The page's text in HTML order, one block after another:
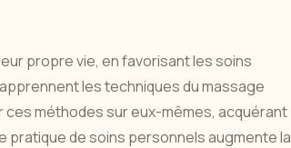
propre vie, en favorisant les soins
les techniques du massage
méthodes sur eux-mêmes, acquérant
de soins personnels augmente la